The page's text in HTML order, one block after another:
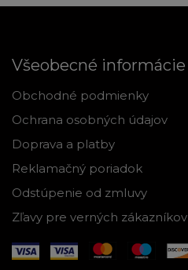
Všeobecné informácie
Obchodné podmienky
Ochrana osobných údajov
Doprava a platby
Reklamačný poriadok
Odstúpenie od zmluvy
Zľavy pre verných zákazníkov